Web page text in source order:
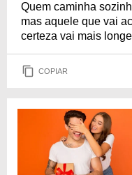
Quem caminha
mas aquele que vai
certeza vai mais
COPIAR